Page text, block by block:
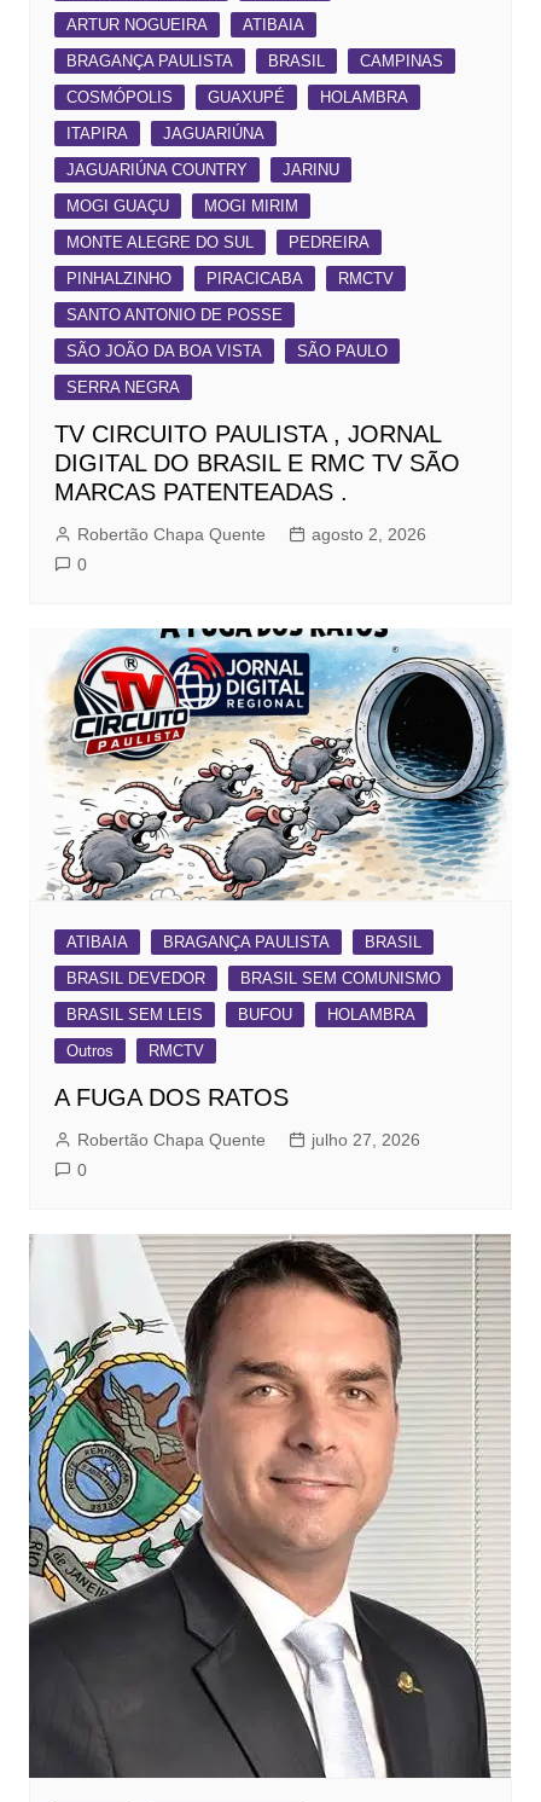
ARTUR NOGUEIRA
ATIBAIA
BRAGANÇA PAULISTA
BRASIL
CAMPINAS
COSMÓPOLIS
GUAXUPÉ
HOLAMBRA
ITAPIRA
JAGUARIÚNA
JAGUARIÚNA COUNTRY
JARINU
MOGI GUAÇU
MOGI MIRIM
MONTE ALEGRE DO SUL
PEDREIRA
PINHALZINHO
PIRACICABA
RMCTV
SANTO ANTONIO DE POSSE
SÃO JOÃO DA BOA VISTA
SÃO PAULO
SERRA NEGRA
TV CIRCUITO PAULISTA , JORNAL
DIGITAL DO BRASIL E RMC TV SÃO
MARCAS PATENTEADAS .
Robertão Chapa Quente
agosto 2, 2026
0
ATIBAIA BRAGANÇA PAULISTA
BRASIL
BRASIL DEVEDOR
BRASIL SEM COMUNISMO
BRASIL SEM LEIS
BUFOU
HOLAMBRA
Outros
RMCTV
A FUGA DOS RATOS
Robertão Chapa Quente
julho 27, 2026
0